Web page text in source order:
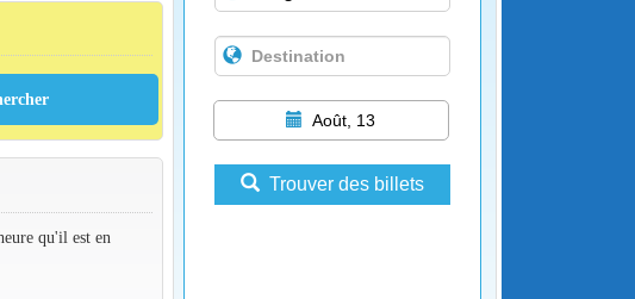
qu'il est en
Août, 13
Trouver des billets